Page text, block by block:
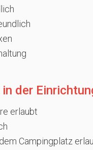
der
erlaubt
Campingplatz